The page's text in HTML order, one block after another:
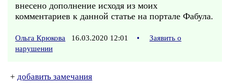
внесено дополнение исходя из моих
комментариев к данной статье на портале Фабула.
Ольга Крюкова 16.03.2020 12:01 •
Заявить о
нарушении
+ добавить замечания